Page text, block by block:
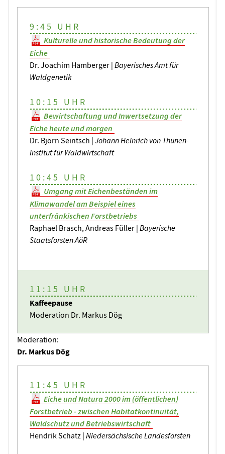
9:45 UHR
Kulturelle und historische Bedeutung der
Eiche
Dr. Joachim Hamberger | Bayerisches Amt für
Waldgenetik
10:15 UHR
Bewirtschaftung und Inwertsetzung der
Eiche heute und morgen
Dr. Björn Seintsch | Johann Heinrich von Thünen-
Institut für Waldwirtschaft
10:45 UHR
Umgang mit Eichenbeständen im
Klimawandel am Beispiel eines
unterfränkischen Forstbetriebs
Raphael Brasch, Andreas Füller | Bayerische
Staatsforsten AöR
11:15 UHR
Kaffeepause
Moderation Dr. Markus Dög
Moderation:
Dr. Markus Dög
11:45 UHR
Eiche und Natura 2000 im (öffentlichen)
Forstbetrieb - zwischen Habitatkontinuität,
Waldschutz und Betriebswirtschaft
Hendrik Schatz | Niedersächsische Landesforsten